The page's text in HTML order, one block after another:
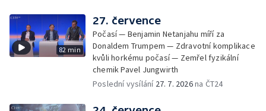
82 min
27. července
Počasí — Benjamin Netanjahu míří za
Donaldem Trumpem — Zdravotní komplikace
kvůli horkému počasí — Zemřel fyzikální
chemik Pavel Jungwirth
Poslední vysílání 27. 7. 2026na ČT24